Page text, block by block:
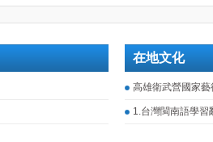
在地文化
高雄衛武營國家藝
1.台灣閩南語學習